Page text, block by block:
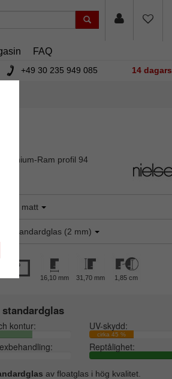
FAQ
+49 30 235 949 085 14 dagars
Ram profil 94
silver matt
Standardglas (2 mm)
16,10 mm 31,70 mm 1,85 cm
standardglas
kontur: UV-skydd:
cirka 45 %
Reptålighet:
av floatglas i hög kvalitet.